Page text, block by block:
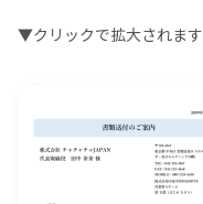
▼クリックで拡大されます